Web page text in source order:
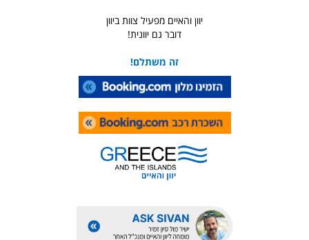
יוון והאיים מפעיל צוות ביוון
דובר גם יוונית!
זה משתלם!